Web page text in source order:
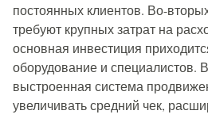
постоянных клиентов. Во-
требуют крупных затрат на
основная инвестиция
оборудование и специалистов.
выстроенная система
увеличивать средний чек,